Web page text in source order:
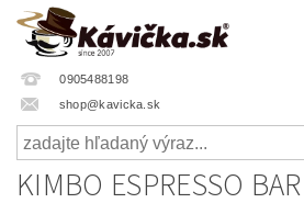
0905488198
shop@kavicka.sk
KIMBO ESPRESSO